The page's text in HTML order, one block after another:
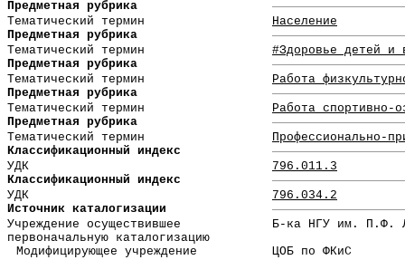
Предметная рубрика
Тематический термин
Население
Предметная рубрика
Тематический термин
#Здоровье детей и
Предметная рубрика
Тематический термин
Работа
Предметная рубрика
Тематический термин
Работа спортивно-
Предметная рубрика
Тематический термин
Профессионально-
Классификационный индекс
УДК
796.011.3
Классификационный индекс
УДК
796.034.2
Источник каталогизации
Учреждение осуществившее
первоначальную каталогизацию
Б-ка НГУ им. П.Ф.
Модифицирующее учреждение
ЦОБ по ФКиС